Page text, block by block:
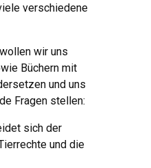
verschiedene
wir uns
Büchern mit
und uns
Fragen stellen:
sich der
und die